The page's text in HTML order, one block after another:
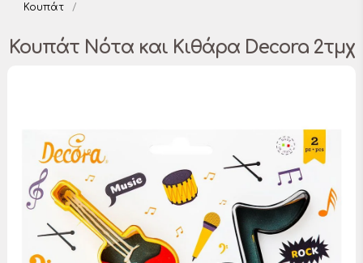
Κουπάτ
Κουπάτ Νότα και Κιθάρα Decora 2τμχ